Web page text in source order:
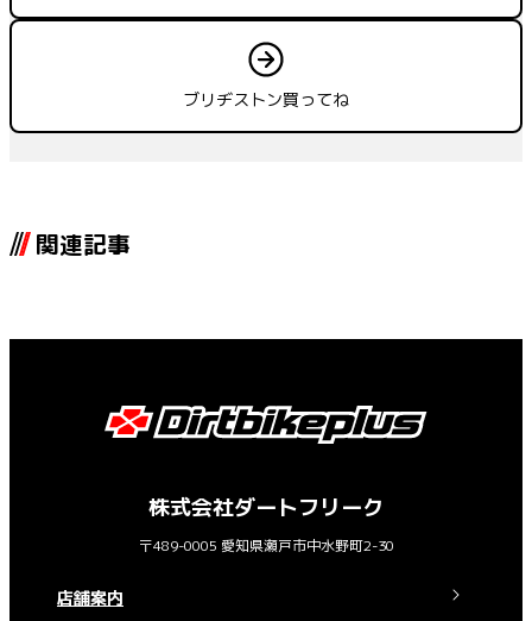
ブリヂストン買ってね
関連記事
株式会社ダートフリーク
〒489-0005 愛知県瀬戸市中水野町2-30
店舗案内